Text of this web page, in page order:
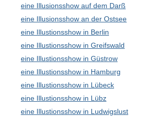
eine Illusionsshow auf dem Darß
eine Illusionsshow an der Ostsee
eine Illustionsshow in Berlin
eine Illustionsshow in Greifswald
eine Illustionsshow in Güstrow
eine Illustionsshow in Hamburg
eine Illustionsshow in Lübeck
eine Illustionsshow in Lübz
eine Illustionsshow in Ludwigslust